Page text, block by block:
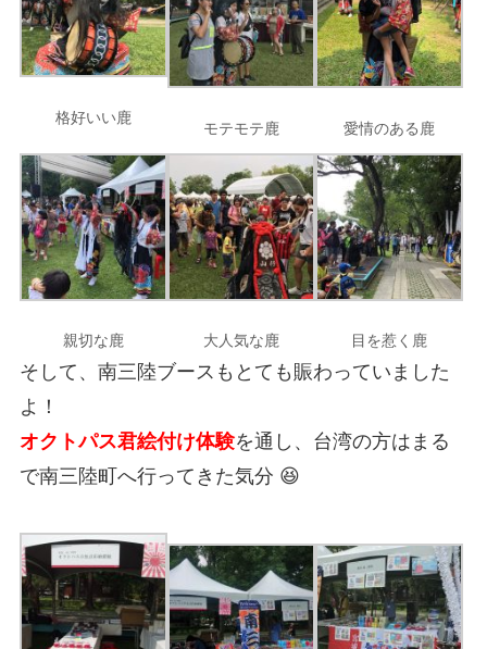
格好いい鹿
モテモテ鹿 愛情のある鹿
親切な鹿 大人気な鹿 目を惹く鹿
そして、南三陸ブースもとても賑わっていました
よ！
オクトパス君絵付け体験を通し、台湾の方はまる
で南三陸町へ行ってきた気分 😆